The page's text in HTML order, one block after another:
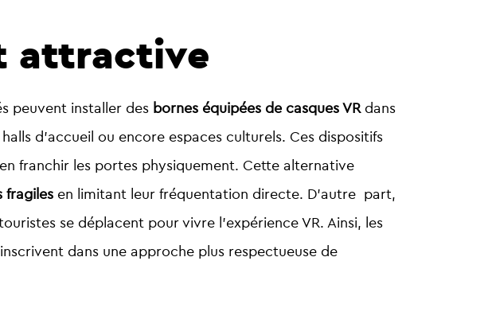
attractive
peuvent installer des bornes équipées de casques VRdans
d’accueil ou encore espaces culturels. Ces dispositifs
franchir les portes physiquement. Cette alternative
fragiles en limitant leur fréquentation directe. D’autre part,
se déplacent pour vivre l’expérience VR. Ainsi, les
dans une approche plus respectueuse de